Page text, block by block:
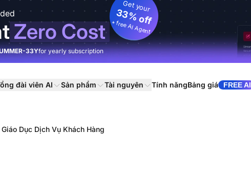
Zero Cost
Get your
33% off
+ free AI Agent
33Yfor yearly subscription
đài viên AI Sản phẩm Tài nguyên Tính năngBảng giá FREE AI
Giáo Dục Dịch Vụ Khách Hàng